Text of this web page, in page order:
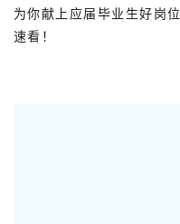
为你献上应届毕业生好岗位
速看！